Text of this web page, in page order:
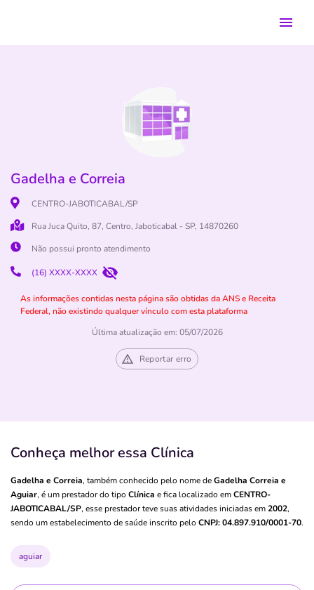
Gadelha e Correia
CENTRO-JABOTICABAL/SP
Rua Juca Quito, 87, Centro, Jaboticabal - SP, 14870260
Não possui pronto atendimento
(16) XXXX-XXXX
As informações contidas nesta página são obtidas da ANS e Receita
Federal, não existindo qualquer vínculo com esta plataforma
Última atualização em: 05/07/2026
Reportar erro
Conheça melhor essa Clínica
Gadelha e Correia, também conhecido pelo nome deGadelha Correia e
Aguiar, é um prestador do tipo Clínica e fica localizado emCENTRO-
JABOTICABAL/SP, esse prestador teve suas atividades iniciadas em2002,
sendo um estabelecimento de saúde inscrito pelo CNPJ: 04.897.910/0001-70.
aguiar